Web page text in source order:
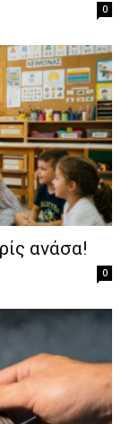
0
ανάσα!
0